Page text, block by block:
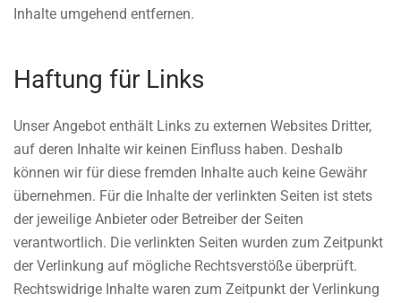
Inhalte umgehend entfernen.
Haftung für Links
Unser Angebot enthält Links zu externen Websites Dritter,
auf deren Inhalte wir keinen Einfluss haben. Deshalb
können wir für diese fremden Inhalte auch keine Gewähr
übernehmen. Für die Inhalte der verlinkten Seiten ist stets
der jeweilige Anbieter oder Betreiber der Seiten
verantwortlich. Die verlinkten Seiten wurden zum Zeitpunkt
der Verlinkung auf mögliche Rechtsverstöße überprüft.
Rechtswidrige Inhalte waren zum Zeitpunkt der Verlinkung